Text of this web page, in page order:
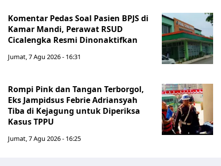
Komentar Pedas Soal Pasien BPJS di
Kamar Mandi, Perawat RSUD
Cicalengka Resmi Dinonaktifkan
Jumat, 7 Agu 2026 - 16:31
Rompi Pink dan Tangan Terborgol,
Eks Jampidsus Febrie Adriansyah
Tiba di Kejagung untuk Diperiksa
Kasus TPPU
Jumat, 7 Agu 2026 - 16:25